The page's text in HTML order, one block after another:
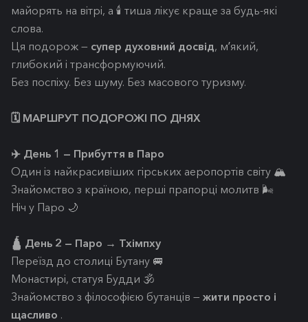
майорять на вітрі, а 🕯️ тиша лікує краще за будь-які
слова.
Ця подорож — супер духовний досвід, мʼякий,
глибокий і трансформуючий.
Без поспіху. Без шуму. Без масового туризму.
🗓️ МАРШРУТ ПОДОРОЖІ ПО ДНЯХ
✈️ День 1 — Прибуття в Паро
Один із найкрасивіших гірських аеропортів світу 🏔️
Знайомство з країною, перші прапорці молитв 🌬️
Ніч у Паро 🌙
🛕 День 2 — Паро → Тхімпху
Переїзд до столиці Бутану 🚐
Монастирі, статуя Будди 🕉️
Знайомство з філософією бутанців — жити просто і
щасливо .